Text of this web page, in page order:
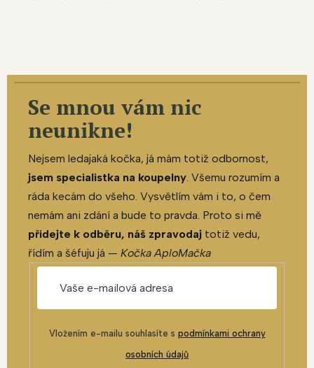
Se mnou vám nic
neunikne!
Nejsem ledajaká kočka, já mám totiž odbornost,
jsem specialistka na koupelny . Všemu rozumím a
ráda kecám do všeho. Vysvětlím vám i to, o čem
nemám ani zdání a bude to pravda. Proto si mě
přidejte k odběru, náš zpravodaj totiž vedu,
řídím a šéfuju já — Kočka AploMačka
Vložením e-mailu souhlasíte s podmínkami ochrany
osobních údajů